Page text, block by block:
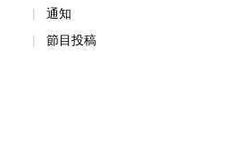
通知
節目投稿